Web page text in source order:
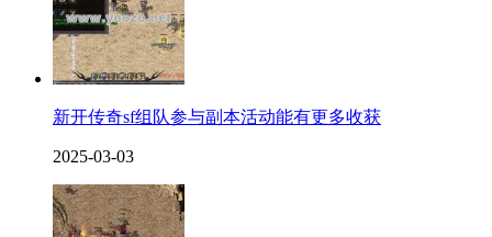
新开传奇sf组队参与副本活动能有更多收获
2025-03-03